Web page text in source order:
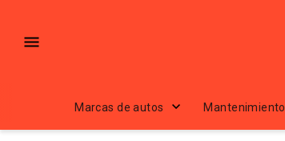
Marcas de autos Mantenimiento